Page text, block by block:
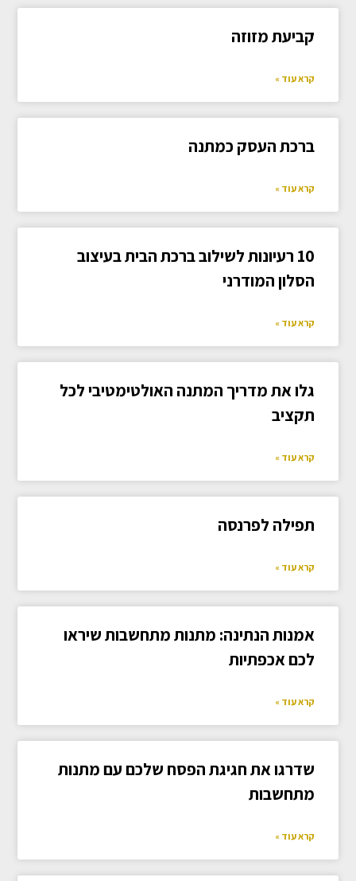
קביעת מזוזה
קרא עוד »
ברכת העסק כמתנה
קרא עוד »
10 רעיונות לשילוב ברכת הבית בעיצוב
הסלון המודרני
קרא עוד »
גלו את מדריך המתנה האולטימטיבי לכל
תקציב
קרא עוד »
תפילה לפרנסה
קרא עוד »
אמנות הנתינה: מתנות מתחשבות שיראו
לכם אכפתיות
קרא עוד »
שדרגו את חגיגת הפסח שלכם עם מתנות
מתחשבות
קרא עוד »